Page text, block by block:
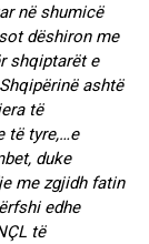
në shumicë
dëshiron me
shqiptarët e
ashtë
të
të tyre,…e
duke
me zgjidh fatin
edhe
të